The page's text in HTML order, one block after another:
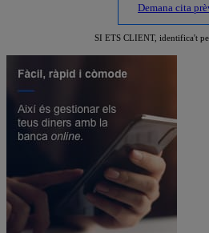
Demana cita
SI ETS CLIENT, identifica't